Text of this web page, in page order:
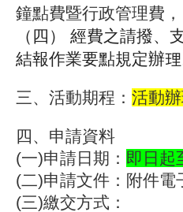
鐘點費暨行政管理費，
（四） 經費之請撥、
結報作業要點規定辦理
三、活動期程： 活動
四、申請資料
(一)申請日期： 即日起
(二)申請文件：附件電
(三)繳交方式：